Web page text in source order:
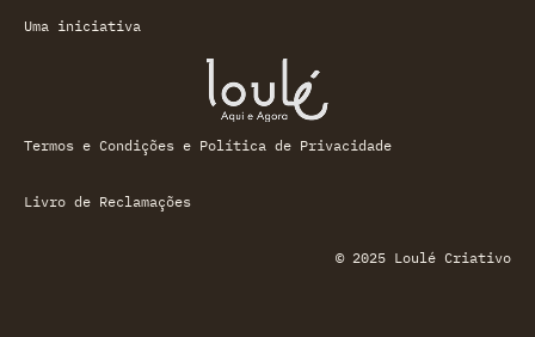
Uma iniciativa
Termos e Condições e Política de Privacidade
Livro de Reclamações
© 2025 Loulé Criativo